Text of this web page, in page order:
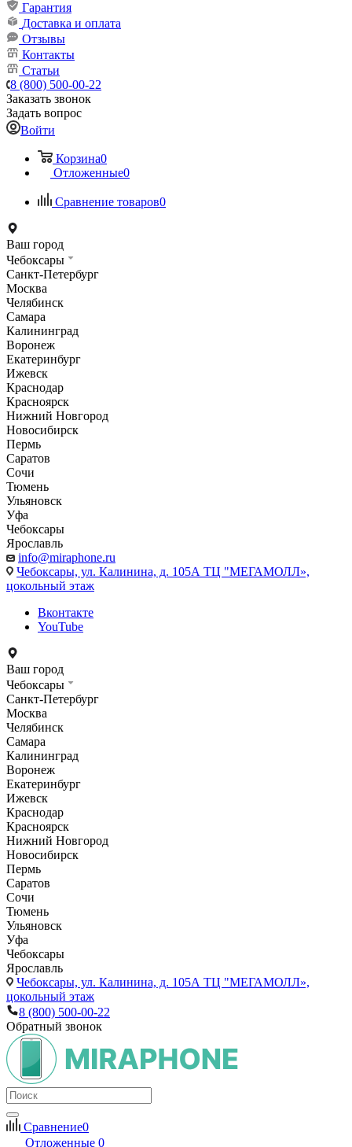
Гарантия
Доставка и оплата
Отзывы
Контакты
Статьи
8 (800) 500-00-22
Заказать звонок
Задать вопрос
Войти
Корзина0
Отложенные0
Сравнение товаров0
Ваш город
Чебоксары
Санкт-Петербург
Москва
Челябинск
Самара
Калининград
Воронеж
Екатеринбург
Ижевск
Краснодар
Красноярск
Нижний Новгород
Новосибирск
Пермь
Саратов
Сочи
Тюмень
Ульяновск
Уфа
Чебоксары
Ярославль
info@miraphone.ru
Чебоксары, ул. Калинина, д. 105А ТЦ "МЕГАМОЛЛ»,
цокольный этаж
Вконтакте
YouTube
Ваш город
Чебоксары
Санкт-Петербург
Москва
Челябинск
Самара
Калининград
Воронеж
Екатеринбург
Ижевск
Краснодар
Красноярск
Нижний Новгород
Новосибирск
Пермь
Саратов
Сочи
Тюмень
Ульяновск
Уфа
Чебоксары
Ярославль
Чебоксары, ул. Калинина, д. 105А ТЦ "МЕГАМОЛЛ»,
цокольный этаж
8 (800) 500-00-22
Обратный звонок
Сравнение0
Отложенные 0